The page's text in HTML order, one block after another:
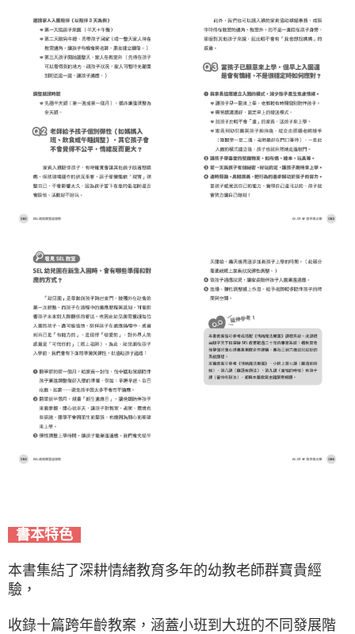
書本特色
本書集結了深耕情緒教育多年的幼教老師群寶貴經
驗，
收錄十篇跨年齡教案，涵蓋小班到大班的不同發展階